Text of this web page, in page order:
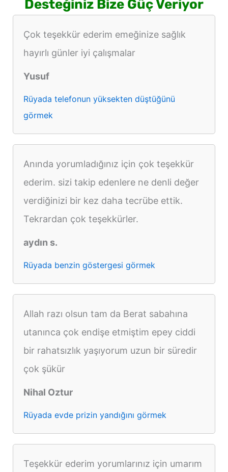
Desteğiniz Bize Güç Veriyor
Çok teşekkür ederim emeğinize sağlık
hayırlı günler iyi çalışmalar
Yusuf
Rüyada telefonun yüksekten düştüğünü
görmek
Anında yorumladığınız için çok teşekkür
ederim. sizi takip edenlere ne denli değer
verdiğinizi bir kez daha tecrübe ettik.
Tekrardan çok teşekkürler.
aydın s.
Rüyada benzin göstergesi görmek
Allah razı olsun tam da Berat sabahına
utanınca çok endişe etmiştim epey ciddi
bir rahatsızlık yaşıyorum uzun bir süredir
çok şükür
Nihal Oztur
Rüyada evde prizin yandığını görmek
Teşekkür ederim yorumlarınız için umarım